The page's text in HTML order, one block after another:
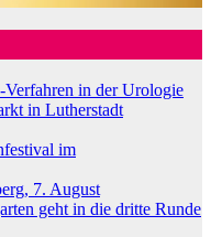
Verfahren in der Urologie
in Lutherstadt
im
7. August
geht in die dritte Runde